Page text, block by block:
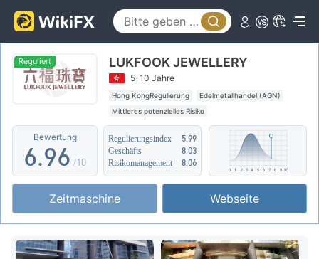
Reguliert LUKFOOK JEWELLERY
5-10 Jahre
Hong KongRegulierung
Edelmetallhandel (AGN)
Mittleres potenzielles Risiko
Bewertung
1
2
3
4
5
6
7
8
9
.
4
5
6
7
8
9
1
2
3
5
6
7
8
9
/10
Regulierungsindex
5.99
Geschäfts
8.03
Risikomanagement
8.06
Zeitmaschine Webseite